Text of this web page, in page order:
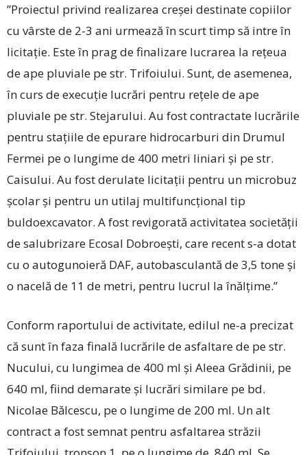
”Proiectul privind realizarea creșei destinate copiilor
cu vârste de 2-3 ani urmează în scurt timp să intre în
licitație. Este în prag de finalizare lucrarea la rețeua
de ape pluviale pe str. Trifoiului. Sunt, de asemenea,
în curs de execuție lucrări pentru rețele de ape
pluviale pe str. Stejarului. Au fost contractate lucrările
pentru stațiile de epurare hidrocarburi din Drumul
Fermei pe o lungime de 400 metri liniari și pe str.
Caisului. Au fost derulate licitații pentru un microbuz
școlar și pentru un utilaj multifuncțional tip
buldoexcavator. A fost revigorată activitatea socie­tății
de salubrizare Ecosal Dobroești, care recent s-a dotat
cu o autogunoieră DAF, autobasculantă de 3,5 tone și
o nacelă de 11 de metri, pentru lucrul la înălțime.”
Conform raportului de activitate, edilul ­ne-a precizat
că sunt în faza finală lucrările de asfaltare de pe str.
Nucului, cu lungimea de 400 ml și Aleea Grădinii, pe
640 ml, fiind demarate și lucrări similare pe bd.
Nicolae Bălcescu, pe o lungime de 200 ml. Un alt
contract a fost semnat pentru asfaltarea străzii